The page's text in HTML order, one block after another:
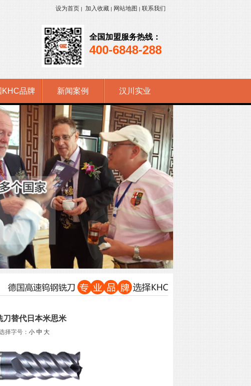
设为首页 | 加入收藏 | 网站地图 | 联系我们
全国加盟服务热线：
400-6848-288
KHC品牌 新闻案例 汉川实业
替代日本米思米
择字号： 小 中 大